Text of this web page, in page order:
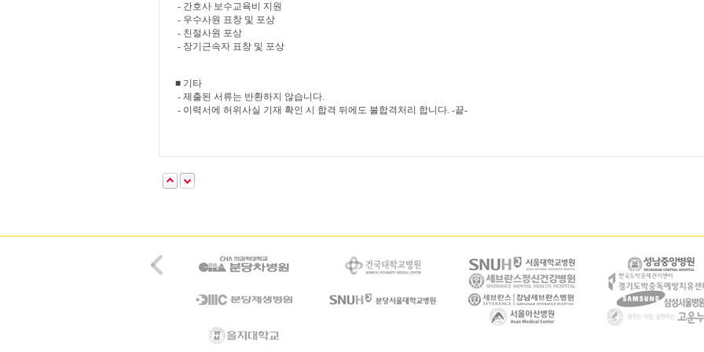
- 간호사 보수교육비 지원
- 우수사원 표창 및 포상
- 친절사원 포상
- 장기근속자 표창 및 포상
■ 기타
- 제출된 서류는 반환하지 않습니다.
- 이력서에 허위사실 기재 확인 시 합격 뒤에도 불합격처리 합니다. -끝-